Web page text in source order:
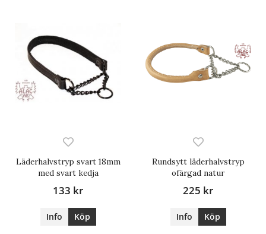
Läderhalvstryp svart 18mm
med svart kedja
133 kr
Info Köp
Rundsytt läderhalvstryp
ofärgad natur
225 kr
Info Köp